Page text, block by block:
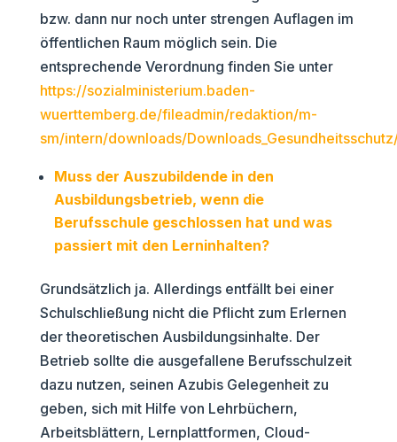
bzw. dann nur noch unter strengen Auflagen im
öffentlichen Raum möglich sein. Die
entsprechende Verordnung finden Sie unter
https://sozialministerium.baden-
wuerttemberg.de/fileadmin/redaktion/m-
sm/intern/downloads/
Muss der Auszubildende in den
Ausbildungsbetrieb, wenn die
Berufsschule geschlossen hat und was
passiert mit den Lerninhalten?
Grundsätzlich ja. Allerdings entfällt bei einer
Schulschließung nicht die Pflicht zum Erlernen
der theoretischen Ausbildungsinhalte. Der
Betrieb sollte die ausgefallene Berufsschulzeit
dazu nutzen, seinen Azubis Gelegenheit zu
geben, sich mit Hilfe von Lehrbüchern,
Arbeitsblättern, Lernplattformen, Cloud-